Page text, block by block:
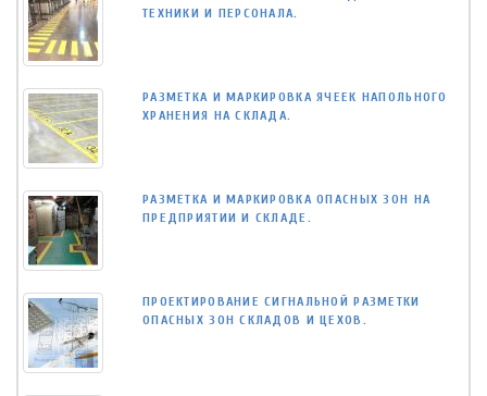
ТЕХНИКИ И ПЕРСОНАЛА.
РАЗМЕТКА И МАРКИРОВКА ЯЧЕЕК НАПОЛЬНОГО
ХРАНЕНИЯ НА СКЛАДА.
РАЗМЕТКА И МАРКИРОВКА ОПАСНЫХ ЗОН НА
ПРЕДПРИЯТИИ И СКЛАДЕ.
ПРОЕКТИРОВАНИЕ СИГНАЛЬНОЙ РАЗМЕТКИ
ОПАСНЫХ ЗОН СКЛАДОВ И ЦЕХОВ.